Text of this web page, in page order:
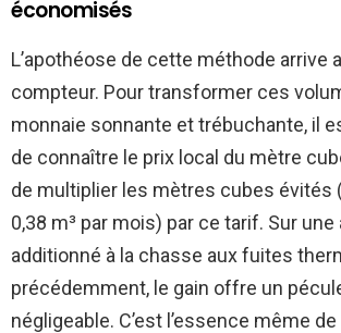
économisés
L’apothéose de cette méthode arrive
compteur. Pour transformer ces
monnaie sonnante et trébuchante, il
de connaître le prix local du mètre
de multiplier les mètres cubes évités
0,38 m³ par mois) par ce tarif. Sur
additionné à la chasse aux fuites
précédemment, le gain offre un
négligeable. C’est l’essence même de